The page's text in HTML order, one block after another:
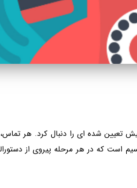
تعیین شده ای را دنبال کرد. هر
است که در هر مرحله پیروی از